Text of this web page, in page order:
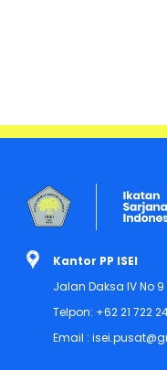
Kantor PP ISEI
Jalan Daksa IV No
Telpon: +62 21 722
Email :